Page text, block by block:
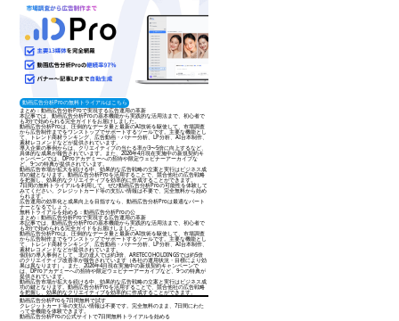
動画広告分析Proの無料トライアルはこちら
まとめ：動画広告分析Proで実現する広告運用の革新
本記事では、動画広告分析Proの基本機能から実践的な活用法まで、初心者で
も3分で始められる完全ガイドをお届けしました。
動画広告分析Proは、圧倒的なデータ量と最新のAI技術を駆使して、市場調査
から広告制作までをワンストップでサポートするツールです。主要な機能とし
て、トレンド商材ランキング、広告動画・バナー分析、LP分析、AI台本制作、
素材レコメンドなどが提供されています。
導入企業の事例からは、クリエイティブの当たる率が3〜5倍に向上するなど、
具体的な成果が報告されています。また、2026年4月現在実施中の新規契約キ
ャンペーンでは、DProアカデミーへの招待や限定ウェビナーアーカイブな
ど、9つの特典が提供されています。
動画広告市場が拡大を続ける中、効果的な広告戦略の立案と実行はビジネス成
功の鍵となります。動画広告分析Proを活用することで、競合他社の広告戦略
を把握し、効果的なクリエイティブを効率的に作成することができます。
7日間の無料トライアルを利用して、ぜひ動画広告分析Proの可能性を体験して
みてください。クレジットカード等の支払い情報は不要で、完全無料から始め
られます。
広告運用の効率化と成果向上を目指すなら、動画広告分析Proは最適なパート
ナーとなるでしょう。
無料トライアルを始める：動画広告分析Proの公
まとめ：動画広告分析Proで実現する広告運用の革新
本記事では、動画広告分析Proの基本機能から実践的な活用法まで、初心者で
も3分で始められる完全ガイドをお届けしました。
動画広告分析Proは、圧倒的なデータ量と最新のAI技術を駆使して、市場調査
から広告制作までをワンストップでサポートするツールです。主要な機能とし
て、トレンド商材ランキング、広告動画・バナー分析、LP分析、AI台本制作、
素材レコメンドなどが提供されています。
個別の導入事例として、北の達人では約3倍、ARETECOHOLDINGSでは約5倍
のクリエイティブ改善率が報告されています（各社の運用状況・目標により効
果は異なります）。また、2026年4月現在実施中の新規契約キャンペーンで
は、DProアカデミーへの招待や限定ウェビナーアーカイブなど、9つの特典が
提供されています。
動画広告市場が拡大を続ける中、効果的な広告戦略の立案と実行はビジネス成
功の鍵となります。動画広告分析Proを活用することで、競合他社の広告戦略
を把握し、効果的なクリエイティブを効率的に作成することができます。
動画広告分析Proを7日間無料で試す
クレジットカード等の支払い情報は不要です。完全無料のまま、7日間にわた
って全機能を体験できます。
動画広告分析Proの公式サイトで7日間無料トライアルを始める